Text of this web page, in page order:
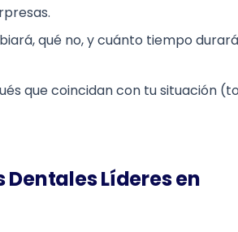
qué no, y cuánto tiempo
que coincidan con tu situación
Líderes en